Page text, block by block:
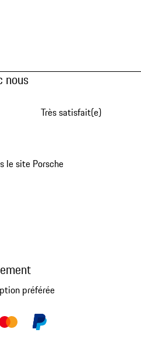
nous
Très satisfait(e)
le site Porsche
préférée